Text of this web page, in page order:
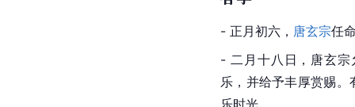
- 正月初六， 唐玄宗任
- 二月十八日，唐玄
乐，并给予丰厚赏赐
乐时光。